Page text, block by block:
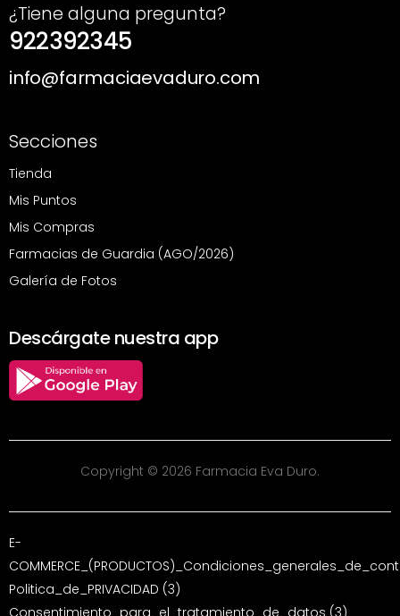
¿Tiene alguna pregunta?
922392345
info@farmaciaevaduro.com
Secciones
Tienda
Mis Puntos
Mis Compras
Farmacias de Guardia (AGO/2026)
Galería de Fotos
Descárgate nuestra app
Copyright © 2026 Farmacia Eva Duro.
E-
Politica_de_PRIVACIDAD (3)